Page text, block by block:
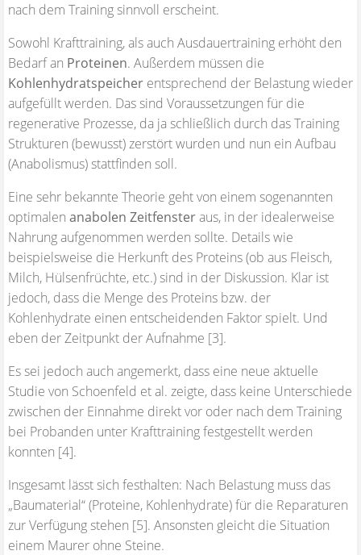
nach dem Training sinnvoll erscheint.
Sowohl Krafttraining, als auch Ausdauertraining erhöht den
Bedarf an Proteinen. Außerdem müssen die
Kohlenhydratspeicher entsprechend der Belastung wieder
aufgefüllt werden. Das sind Voraussetzungen für die
regenerative Prozesse, da ja schließlich durch das Training
Strukturen (bewusst) zerstört wurden und nun ein Aufbau
(Anabolismus) stattfinden soll.
Eine sehr bekannte Theorie geht von einem sogenannten
optimalen anabolen Zeitfensteraus, in der idealerweise
Nahrung aufgenommen werden sollte. Details wie
beispielsweise die Herkunft des Proteins (ob aus Fleisch,
Milch, Hülsenfrüchte, etc.) sind in der Diskussion. Klar ist
jedoch, dass die Menge des Proteins bzw. der
Kohlenhydrate einen entscheidenden Faktor spielt. Und
eben der Zeitpunkt der Aufnahme [3].
Es sei jedoch auch angemerkt, dass eine neue aktuelle
Studie von Schoenfeld et al. zeigte, dass keine Unterschiede
zwischen der Einnahme direkt vor oder nach dem Training
bei Probanden unter Krafttraining festgestellt werden
konnten [4].
Insgesamt lässt sich festhalten: Nach Belastung muss das
„Baumaterial“ (Proteine, Kohlenhydrate) für die Reparaturen
zur Verfügung stehen [5]. Ansonsten gleicht die Situation
einem Maurer ohne Steine.